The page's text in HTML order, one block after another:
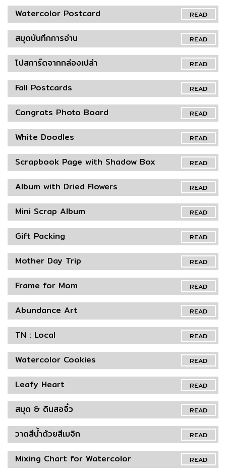
READ
Watercolor Postcard
READ
สมุดบันทึกการอ่าน
READ
โปสการ์ดจากกล่องเปล่า
READ
Fall Postcards
READ
Congrats Photo Board
READ
White Doodles
READ
Scrapbook Page with Shadow Box
READ
Album with Dried Flowers
READ
Mini Scrap Album
READ
Gift Packing
READ
Mother Day Trip
READ
Frame for Mom
READ
Abundance Art
READ
TN : Local
READ
Watercolor Cookies
READ
Leafy Heart
READ
สมุด & ดินสอจิ๋ว
READ
วาดสีน้ำด้วยสีเมจิก
READ
Mixing Chart for Watercolor